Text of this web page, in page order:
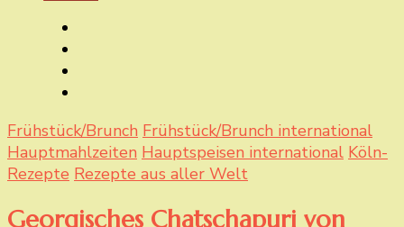
Frühstück/Brunch Frühstück/Brunch international
Hauptmahlzeiten Hauptspeisen international Köln-
Rezepte Rezepte aus aller Welt
Georgisches Chatschapuri von